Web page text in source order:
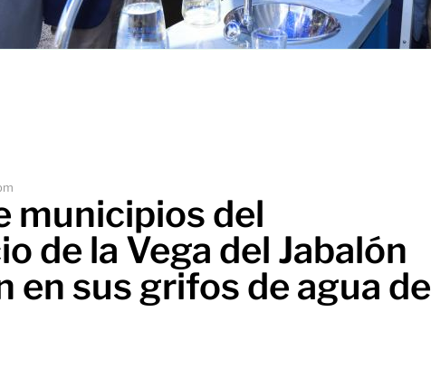
municipios del
de la Vega del Jabalón
en sus grifos de agua de